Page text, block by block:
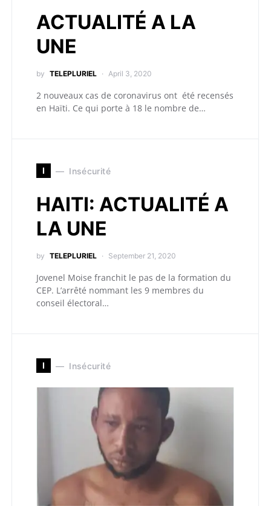
ACTUALITÉ A LA
UNE
by TELEPLURIEL April 3, 2020
2 nouveaux cas de coronavirus ont été recensés
en Haïti. Ce qui porte à 18 le nombre de…
I Insécurité
HAITI: ACTUALITÉ A
LA UNE
by TELEPLURIEL September 21, 2020
Jovenel Moise franchit le pas de la formation du
CEP. L’arrêté nommant les 9 membres du
conseil électoral…
I Insécurité